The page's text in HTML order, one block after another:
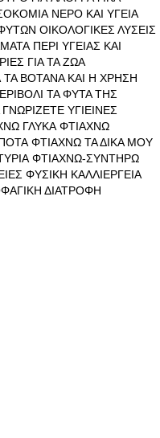
ΝΕΡΟ ΚΑΙ ΥΓΕΙΑ
ΟΙΚΟΛΟΓΙΚΕΣ ΛΥΣΕΙΣ
ΠΕΡΙ ΥΓΕΙΑΣ ΚΑΙ
ΓΙΑ ΤΑ ΖΩΑ
ΤΑ ΒΟΤΑΝΑ ΚΑΙ Η ΧΡΗΣΗ
ΤΑ ΦΥΤΑ ΤΗΣ
ΥΓΙΕΙΝΕΣ
ΓΛΥΚΑ ΦΤΙΑΧΝΩ
ΦΤΙΑΧΝΩ ΤΑ ΔΙΚΑ ΜΟΥ
ΦΤΙΑΧΝΩ-ΣΥΝΤΗΡΩ
ΦΥΣΙΚΗ ΚΑΛΛΙΕΡΓΕΙΑ
ΔΙΑΤΡΟΦΗ